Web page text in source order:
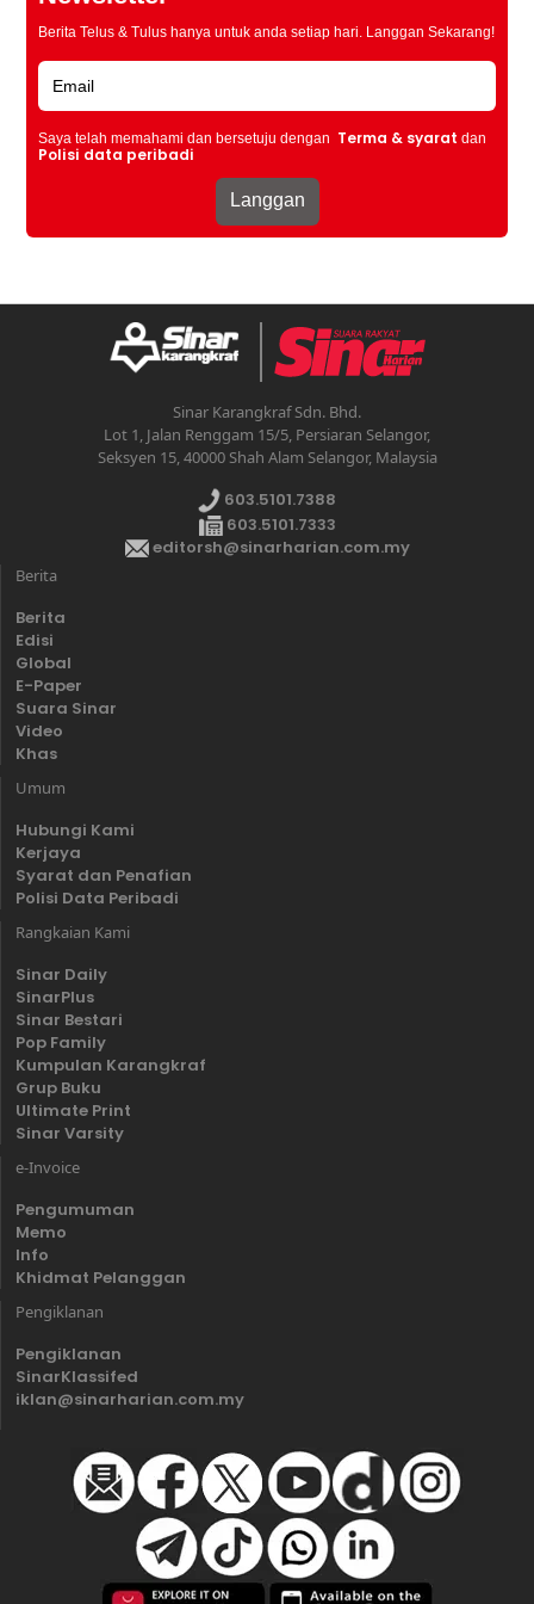
Berita Telus & Tulus hanya untuk anda setiap hari. Langgan Sekarang!
Saya telah memahami dan bersetuju dengan Terma & syarat dan
Polisi data peribadi
Sinar Karangkraf Sdn. Bhd.
Lot 1, Jalan Renggam 15/5, Persiaran Selangor,
Seksyen 15, 40000 Shah Alam Selangor, Malaysia
603.5101.7388
603.5101.7333
editorsh@sinarharian.com.my
Berita
Berita
Edisi
Global
E-Paper
Suara Sinar
Video
Khas
Umum
Hubungi Kami
Kerjaya
Syarat dan Penafian
Polisi Data Peribadi
Rangkaian Kami
Sinar Daily
SinarPlus
Sinar Bestari
Pop Family
Kumpulan Karangkraf
Grup Buku
Ultimate Print
Sinar Varsity
e-Invoice
Pengumuman
Memo
Info
Khidmat Pelanggan
Pengiklanan
Pengiklanan
SinarKlassifed
iklan@sinarharian.com.my